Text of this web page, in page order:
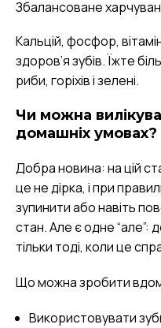
Збалансоване
Кальцій, фосфор,
здоров’я зубів. Їжте
риби, горіхів і зелені.
Чи можна
домашніх умовах?
Добра новина: на цій
це не дірка, і при
зупинити або навіть
стан. Але є одне “але”:
тільки тоді, коли це
Що можна зробити
Використовувати